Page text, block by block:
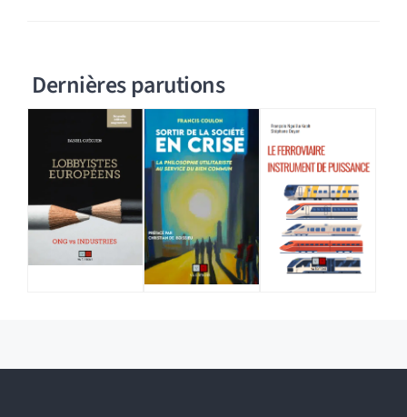
Dernières parutions